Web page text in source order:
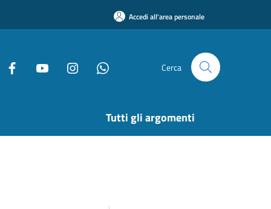
Accedi all'area personale
Cerca
Tutti gli argomenti